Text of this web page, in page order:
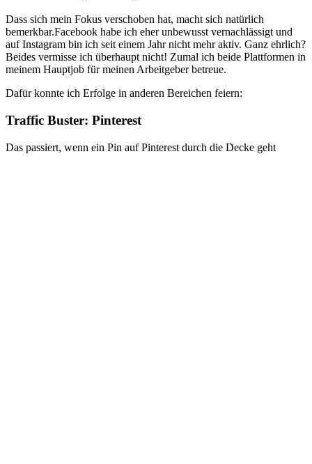
Dass sich mein Fokus verschoben hat, macht sich natürlich
bemerkbar.Facebook habe ich eher unbewusst vernachlässigt und
auf Instagram bin ich seit einem Jahr nicht mehr aktiv. Ganz ehrlich?
Beides vermisse ich überhaupt nicht! Zumal ich beide Plattformen in
meinem Hauptjob für meinen Arbeitgeber betreue.
Dafür konnte ich Erfolge in anderen Bereichen feiern:
Traffic Buster: Pinterest
Das passiert, wenn ein Pin auf Pinterest durch die Decke geht